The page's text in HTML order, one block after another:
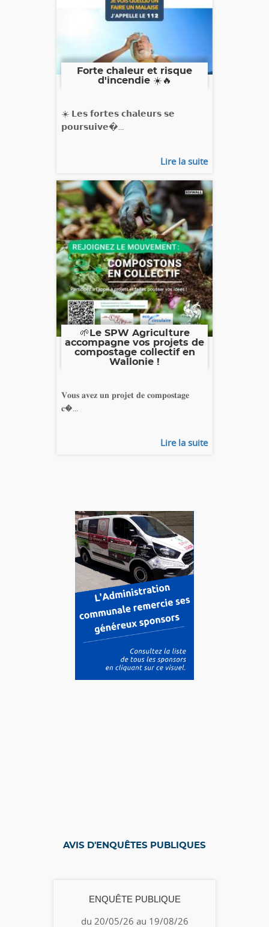
Forte chaleur et risque
d'incendie ☀️🔥
☀️ 𝗟𝗲𝘀 𝗳𝗼𝗿𝘁𝗲𝘀 𝗰𝗵𝗮𝗹𝗲𝘂𝗿𝘀 𝘀𝗲
𝗽𝗼𝘂𝗿𝘀𝘂𝗶𝘃𝗲�...
Lire la suite
🌱Le SPW Agriculture
accompagne vos projets de
compostage collectif en
Wallonie !
𝐕𝐨𝐮𝐬 𝐚𝐯𝐞𝐳 𝐮𝐧 𝐩𝐫𝐨𝐣𝐞𝐭 𝐝𝐞 𝐜𝐨𝐦𝐩𝐨𝐬𝐭𝐚𝐠𝐞
𝐜�...
Lire la suite
AVIS D'ENQUÊTES PUBLIQUES
ENQUÊTE PUBLIQUE
du 20/05/26 au 19/08/26